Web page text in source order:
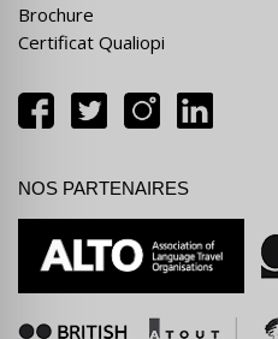
Brochure
Certificat Qualiopi
NOS PARTENAIRES